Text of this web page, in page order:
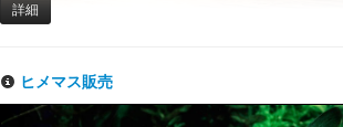
詳細
ヒメマス販売